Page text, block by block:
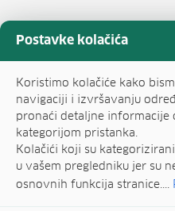
Postavke kolačića
Koristimo kolačiće kako
navigaciji i izvršavanju
pronaći detaljne informacije
kategorijom pristanka.
Kolačići koji su
u vašem pregledniku jer su
osnovnih funkcija stranice....